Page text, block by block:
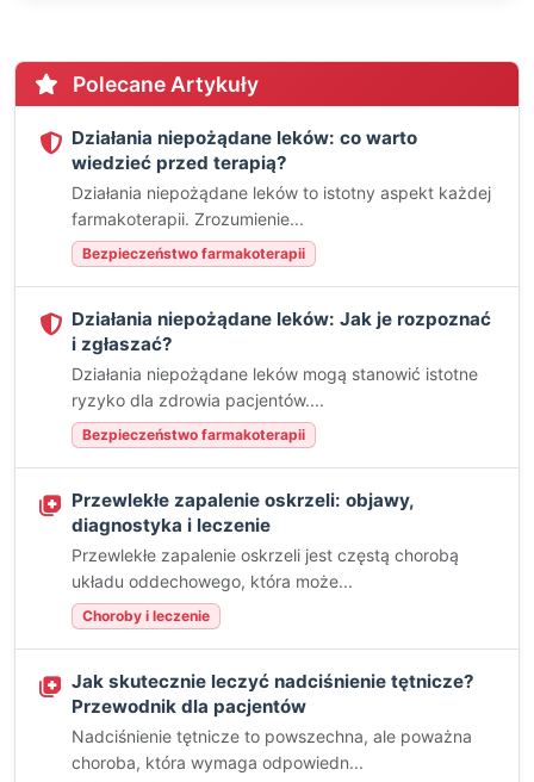
Polecane Artykuły
Działania niepożądane leków: co warto
wiedzieć przed terapią?
Działania niepożądane leków to istotny aspekt każdej
farmakoterapii. Zrozumienie...
Bezpieczeństwo farmakoterapii
Działania niepożądane leków: Jak je rozpoznać
i zgłaszać?
Działania niepożądane leków mogą stanowić istotne
ryzyko dla zdrowia pacjentów....
Bezpieczeństwo farmakoterapii
Przewlekłe zapalenie oskrzeli: objawy,
diagnostyka i leczenie
Przewlekłe zapalenie oskrzeli jest częstą chorobą
układu oddechowego, która może...
Choroby i leczenie
Jak skutecznie leczyć nadciśnienie tętnicze?
Przewodnik dla pacjentów
Nadciśnienie tętnicze to powszechna, ale poważna
choroba, która wymaga odpowiedn...